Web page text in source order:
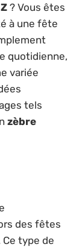
? Vous êtes
à une fête
quotidienne,
variée
tels
zèbre
des fêtes
Ce type de